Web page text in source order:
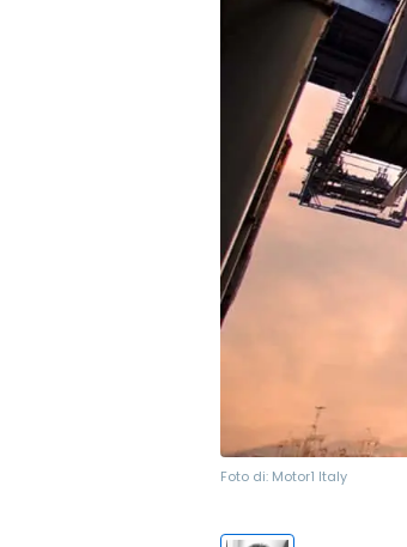
Foto di: Motor1 Italy